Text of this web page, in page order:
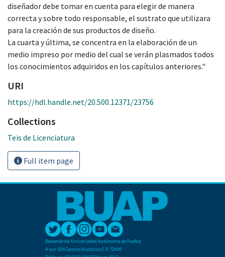
diseñador debe tomar en cuenta para elegir de manera
correcta y sobre todo responsable, el sustrato que utilizara
para la creación de sus productos de diseño.
La cuarta y última, se concentra en la elaboración de un
medio impreso por medio del cual se verán plasmados todos
los conocimientos adquiridos en los capítulos anteriores."
URI
https://hdl.handle.net/20.500.12371/23756
Collections
Teis de Licenciatura
Full item page
Benemérita Universidad Autónoma de Puebla
4 sur 104 Centro Histórico C.P. 72000